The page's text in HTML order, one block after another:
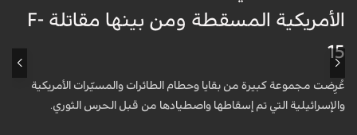
الأمريكية المسقطة ومن بينها مقاتلة F-
15
عُرِضت مجموعة كبيرة من بقايا وحطام الطائرات والمسيّرات الأمريكية
والإسرائيلية التي تم إسقاطها واصطيادها من قبل الحرس الثوري.